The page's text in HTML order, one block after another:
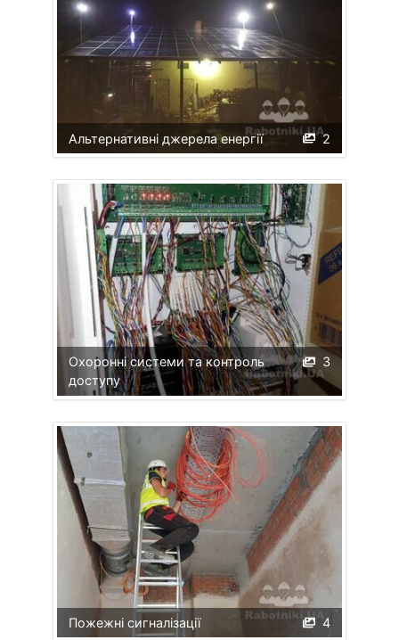
2
Альтернативні джерела енергії
3
Охоронні системи та контроль
доступу
4
Пожежні сигналізації